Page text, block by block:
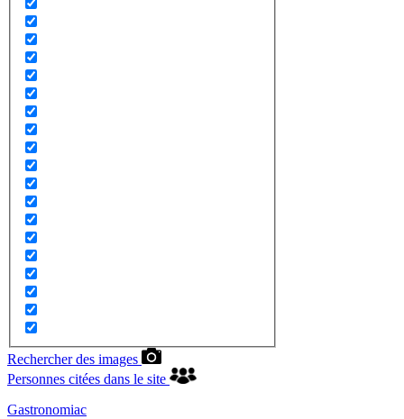
Rechercher des images
Personnes citées dans le site
Gastronomiac